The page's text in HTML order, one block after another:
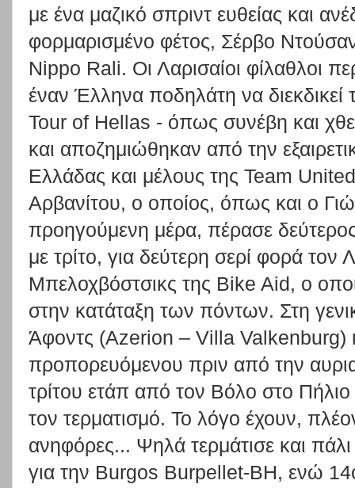
με ένα μαζικό σπριντ ευθείας και
φορμαρισμένο φέτος, Σέρβο
Nippo Rali. Οι Λαρισαίοι φίλαθλοι
έναν Έλληνα ποδηλάτη να
Tour of Hellas - όπως συνέβη και
και αποζημιώθηκαν από την
Ελλάδας και μέλους της Team
Αρβανίτου, ο οποίος, όπως και ο
προηγούμενη μέρα, πέρασε
με τρίτο, για δεύτερη σερί φορά τον
Μπελοχβόστσικς της Bike Aid, ο
στην κατάταξη των πόντων. Στη
Άφοντς (Azerion – Villa Valkenburg)
προπορευόμενου πριν από την
τρίτου ετάπ από τον Βόλο στο Πήλιο
τον τερματισμό. Το λόγο έχουν,
ανηφόρες... Ψηλά τερμάτισε και
για την Burgos Burpellet-BH, ενώ